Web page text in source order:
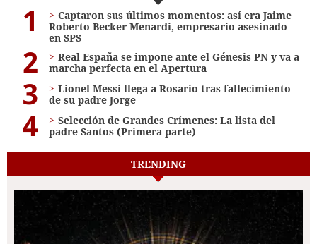
1
Captaron sus últimos momentos: así era Jaime
Roberto Becker Menardi​​​, empresario asesinado
en SPS
2
Real España se impone ante el Génesis PN y va a
marcha perfecta en el Apertura
3
Lionel Messi llega a Rosario tras fallecimiento
de su padre Jorge
4
Selección de Grandes Crímenes: La lista del
padre Santos (Primera parte)
TRENDING